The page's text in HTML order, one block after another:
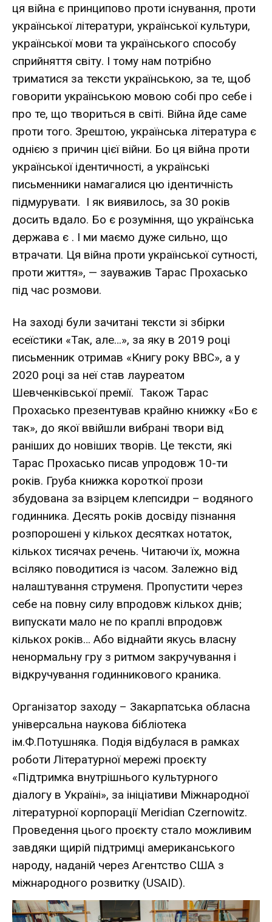
ця війна є принципово проти існування, проти
української літератури, української культури,
української мови та українського способу
сприйняття світу. І тому нам потрібно
триматися за тексти українською, за те, щоб
говорити українською мовою собі про себе і
про те, що твориться в світі. Війна йде саме
проти того. Зрештою, українська література є
однією з причин цієї війни. Бо ця війна проти
української ідентичності, а українські
письменники намагалися цю ідентичність
підмурувати. І як виявилось, за 30 років
досить вдало. Бо є розуміння, що українська
держава є . І ми маємо дуже сильно, що
втрачати. Ця війна проти української сутності,
проти життя», — зауважив Тарас Прохасько
під час розмови.
На заході були зачитані тексти зі збірки
есеїстики «Так, але…», за яку в 2019 році
письменник отримав «Книгу року BBC», а у
2020 році за неї став лауреатом
Шевченківської премії. Також Тарас
Прохасько презентував крайню книжку «Бо є
так», до якої ввійшли вибрані твори від
раніших до новіших творів. Це тексти, які
Тарас Прохасько писав упродовж 10-ти
років. Груба книжка короткої прози
збудована за взірцем клепсидри – водяного
годинника. Десять років досвіду пізнання
розпорошені у кількох десятках нотаток,
кількох тисячах речень. Читаючи їх, можна
всіляко поводитися із часом. Залежно від
налаштування струменя. Пропустити через
себе на повну силу впродовж кількох днів;
випускати мало не по краплі впродовж
кількох років… Або віднайти якусь власну
ненормальну гру з ритмом закручування і
відкручування годинникового краника.
Організатор заходу – Закарпатська обласна
універсальна наукова бібліотека
ім.Ф.Потушняка. Подія відбулася в рамках
роботи Літературної мережі проєкту
«Підтримка внутрішнього культурного
діалогу в Україні», за ініціативи Міжнародної
літературної корпорації Meridian Czernowitz.
Проведення цього проєкту стало можливим
завдяки щирій підтримці американського
народу, наданій через Агентство США з
міжнародного розвитку (USAID).